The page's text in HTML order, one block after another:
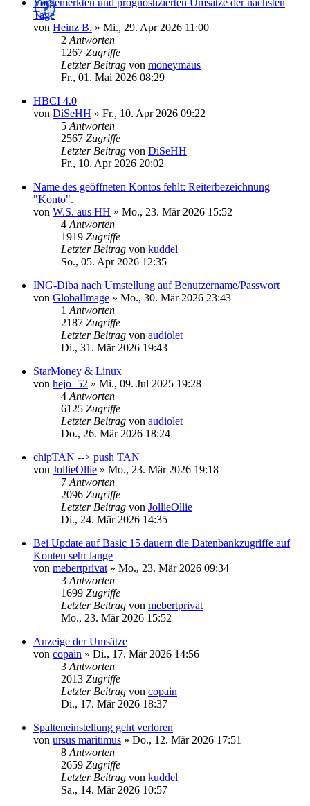
Tage
von Heinz B. » Mi., 29. Apr 2026 11:00
2 Antworten
1267 Zugriffe
Letzter Beitrag von moneymaus
Fr., 01. Mai 2026 08:29
HBCI 4.0
von DiSeHH » Fr., 10. Apr 2026 09:22
5 Antworten
2567 Zugriffe
Letzter Beitrag von DiSeHH
Fr., 10. Apr 2026 20:02
Name des geöffneten Kontos fehlt: Reiterbezeichnung
"Konto".
von W.S. aus HH » Mo., 23. Mär 2026 15:52
4 Antworten
1919 Zugriffe
Letzter Beitrag von kuddel
So., 05. Apr 2026 12:35
ING-Diba nach Umstellung auf Benutzername/Passwort
von GlobalImage » Mo., 30. Mär 2026 23:43
1 Antworten
2187 Zugriffe
Letzter Beitrag von audiolet
Di., 31. Mär 2026 19:43
StarMoney & Linux
von hejo_52 » Mi., 09. Jul 2025 19:28
4 Antworten
6125 Zugriffe
Letzter Beitrag von audiolet
Do., 26. Mär 2026 18:24
chipTAN --> push TAN
von JollieOllie » Mo., 23. Mär 2026 19:18
7 Antworten
2096 Zugriffe
Letzter Beitrag von JollieOllie
Di., 24. Mär 2026 14:35
Bei Update auf Basic 15 dauern die Datenbankzugriffe auf
Konten sehr lange
von mebertprivat » Mo., 23. Mär 2026 09:34
3 Antworten
1699 Zugriffe
Letzter Beitrag von mebertprivat
Mo., 23. Mär 2026 15:52
Anzeige der Umsätze
von copain » Di., 17. Mär 2026 14:56
3 Antworten
2013 Zugriffe
Letzter Beitrag von copain
Di., 17. Mär 2026 18:37
Spalteneinstellung geht verloren
von ursus maritimus » Do., 12. Mär 2026 17:51
8 Antworten
2659 Zugriffe
Letzter Beitrag von kuddel
Sa., 14. Mär 2026 10:57